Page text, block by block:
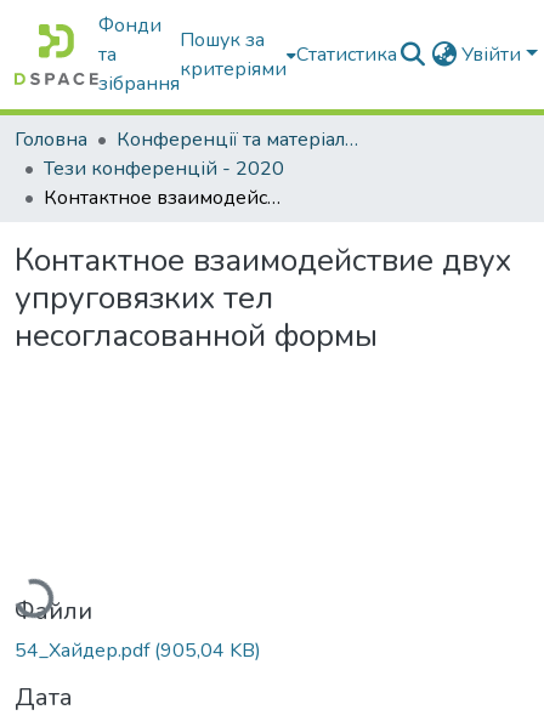
Фонди
та
зібрання
Пошук за
критеріями
Статистика Увійти
Головна
Конференції та матеріали конференцій
Тези конференцій - 2020
Контактное взаимодействие двух упруговязких тел несогласованной формы
Контактное взаимодействие двух
упруговязких тел
несогласованной формы
Файли
54_Хайдер.pdf(905,04 KB)
Дата